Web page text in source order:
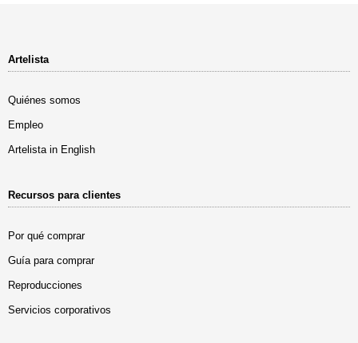
Artelista
Quiénes somos
Empleo
Artelista in English
Recursos para clientes
Por qué comprar
Guía para comprar
Reproducciones
Servicios corporativos